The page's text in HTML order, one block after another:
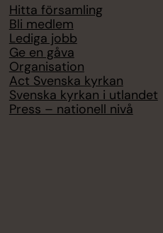
Hitta församling
Bli medlem
Lediga jobb
Ge en gåva
Organisation
Act Svenska kyrkan
Svenska kyrkan i utlandet
Press – nationell nivå